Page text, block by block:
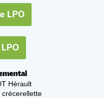
LPO
Hérault
crécerellette